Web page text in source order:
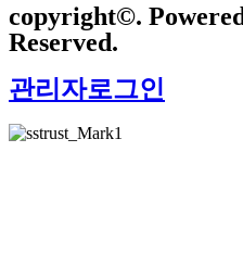
copyright©.
Reserved.
관리자로그인